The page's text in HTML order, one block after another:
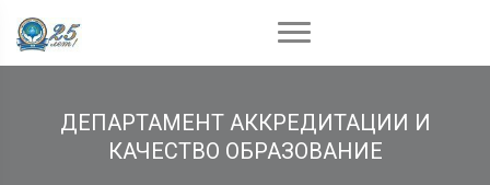
ДЕПАРТАМЕНТ АККРЕДИТАЦИИ И
КАЧЕСТВО ОБРАЗОВАНИЕ